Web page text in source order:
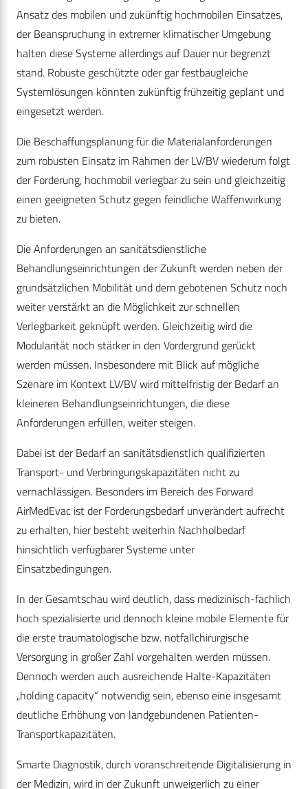
Ansatz des mobilen und zukünftig hochmobilen Einsatzes,
der Beanspruchung in extremer klimatischer Umgebung
halten diese Systeme allerdings auf Dauer nur begrenzt
stand. Robuste geschützte oder gar festbaugleiche
Systemlösungen könnten zukünftig frühzeitig geplant und
eingesetzt werden.
Die Beschaffungsplanung für die Materialanforderungen
zum robusten Einsatz im Rahmen der LV/BV wiederum folgt
der Forderung, hochmobil verlegbar zu sein und gleichzeitig
einen geeigneten Schutz gegen feindliche Waffenwirkung
zu bieten.
Die Anforderungen an sanitätsdienstliche
Behandlungseinrichtungen der Zukunft werden neben der
grundsätzlichen Mobilität und dem gebotenen Schutz noch
weiter verstärkt an die Möglichkeit zur schnellen
Verlegbarkeit geknüpft werden. Gleichzeitig wird die
Modularität noch stärker in den Vordergrund gerückt
werden müssen. Insbesondere mit Blick auf mögliche
Szenare im Kontext LV/BV wird mittelfristig der Bedarf an
kleineren Behandlungseinrichtungen, die diese
Anforderungen erfüllen, weiter steigen.
Dabei ist der Bedarf an sanitätsdienstlich qualifizierten
Transport- und Verbringungskapazitäten nicht zu
vernachlässigen. Besonders im Bereich des Forward
AirMedEvac ist der Forderungsbedarf unverändert aufrecht
zu erhalten, hier besteht weiterhin Nachholbedarf
hinsichtlich verfügbarer Systeme unter
Einsatzbedingungen.
In der Gesamtschau wird deutlich, dass medizinisch-fachlich
hoch spezialisierte und dennoch kleine mobile Elemente für
die erste traumatologische bzw. notfallchirurgische
Versorgung in großer Zahl vorgehalten werden müssen.
Dennoch werden auch ausreichende Halte-Kapazitäten
„holding capacity“ notwendig sein, ebenso eine insgesamt
deutliche Erhöhung von landgebundenen Patienten-
Transportkapazitäten.
Smarte Diagnostik, durch voranschreitende Digitalisierung in
der Medizin, wird in der Zukunft unweigerlich zu einer